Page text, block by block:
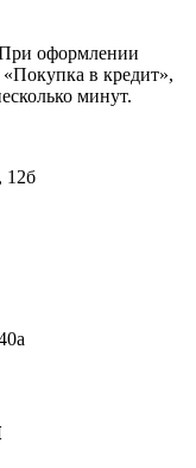
оформлении
«Покупка в кредит»,
минут.
12б